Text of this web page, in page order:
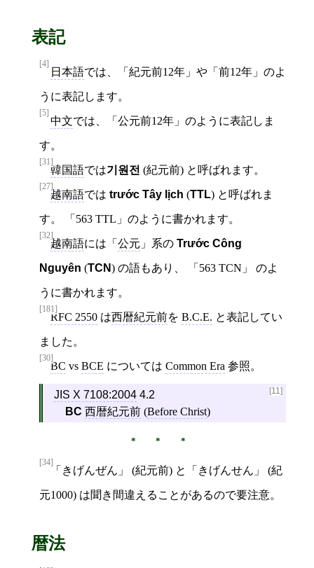
表記
[4]
日本語では、「紀元前12年」や「前12年」のよ
うに表記します。
[5]
中文では、「公元前12年」のように表記しま
す。
[31]
韓国語では기원전 (紀元前) と呼ばれます。
[27]
越南語では trước Tây lịch (TTL) と呼ばれま
す。 「563 TTL」のように書かれます。
[32]
越南語には「 公元 」系の Trước Công
Nguyên (TCN) の語もあり、 「563 TCN」 のよ
うに書かれます。
[181]
RFC 2550 は西暦紀元前を B.C.E. と表記してい
ました。
[30]
BC vs BCE については Common Era 参照。
[11]
JIS X 7108:20044.2
BC 西暦紀元前(Before Christ)
[34]
「きげんぜん」 (紀元前) と「きげんせん」 (紀
元1000) は聞き間違えることがあるので要注意。
暦法